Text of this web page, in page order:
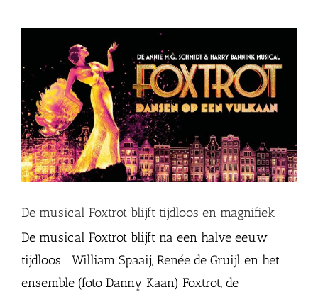
De musical Foxtrot blijft tijdloos en magnifiek
De musical Foxtrot blijft na een halve eeuw
tijdloos William Spaaij, Renée de Gruijl en het
ensemble (foto Danny Kaan) Foxtrot, de